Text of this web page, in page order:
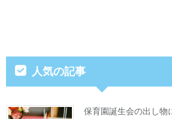
人気の記事
保育園誕生会の出し物